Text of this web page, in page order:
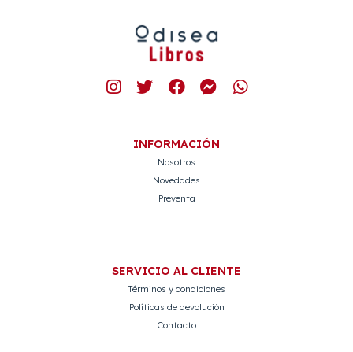
INFORMACIÓN
Nosotros
Novedades
Preventa
SERVICIO AL CLIENTE
Términos y condiciones
Políticas de devolución
Contacto